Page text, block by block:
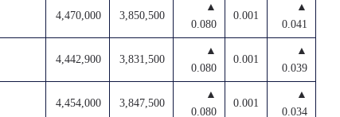
4,470,000 3,850,500
▲
0.080
0.001
▲
0.041
4,442,900 3,831,500
▲
0.080
0.001
▲
0.039
4,454,000 3,847,500
▲
0.080
0.001
▲
0.034